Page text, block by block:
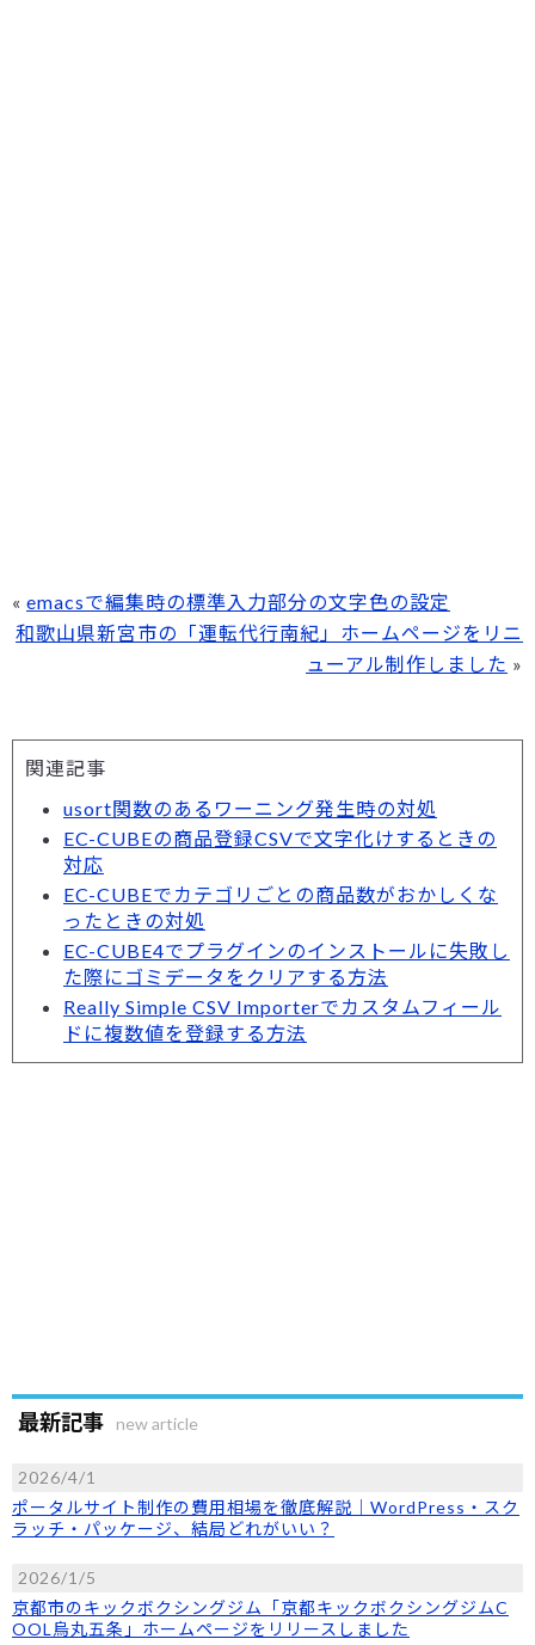
« emacsで編集時の標準入力部分の文字色の設定
和歌山県新宮市の「運転代行南紀」ホームページをリニ
ューアル制作しました »
関連記事
usort関数のあるワーニング発生時の対処
EC-CUBEの商品登録CSVで文字化けするときの
対応
EC-CUBEでカテゴリごとの商品数がおかしくな
ったときの対処
EC-CUBE4でプラグインのインストールに失敗し
た際にゴミデータをクリアする方法
Really Simple CSV Importerでカスタムフィール
ドに複数値を登録する方法
最新記事 new article
2026/4/1
ポータルサイト制作の費用相場を徹底解説｜WordPress・スク
ラッチ・パッケージ、結局どれがいい？
2026/1/5
京都市のキックボクシングジム「京都キックボクシングジムC
OOL烏丸五条」ホームページをリリースしました